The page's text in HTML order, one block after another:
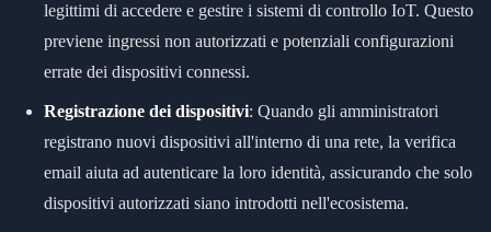
legittimi di accedere e gestire i sistemi di controllo IoT. Questo
previene ingressi non autorizzati e potenziali configurazioni
errate dei dispositivi connessi.
Registrazione dei dispositivi: Quando gli amministratori
registrano nuovi dispositivi all'interno di una rete, la verifica
email aiuta ad autenticare la loro identità, assicurando che solo
dispositivi autorizzati siano introdotti nell'ecosistema.